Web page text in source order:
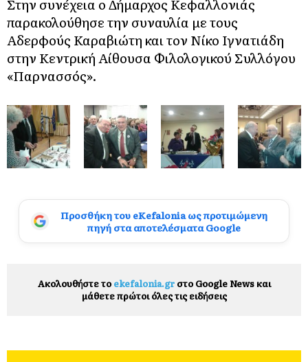
Στην συνέχεια ο Δήμαρχος Κεφαλλονιάς
παρακολούθησε την συναυλία με τους
Αδερφούς Καραβιώτη και τον Νίκο Ιγνατιάδη
στην Κεντρική Αίθουσα Φιλολογικού Συλλόγου
«Παρνασσός».
Προσθήκη του eKefalonia ως προτιμώμενη
πηγή στα αποτελέσματα Google
Ακολουθήστε το ekefalonia.grστο Google News και
μάθετε πρώτοι όλες τις ειδήσεις